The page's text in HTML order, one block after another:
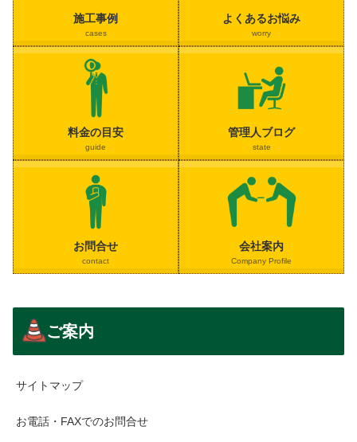
施工事例
cases
よくあるお悩み
worry
料金の目安
guide
管理人ブログ
state
お問合せ
contact
会社案内
Company Profile
ご案内
サイトマップ
お電話・FAXでのお問合せ